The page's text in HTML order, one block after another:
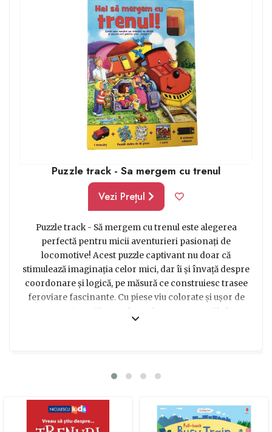
dar pline de aventură, care implică eroi și călătorii
interesante, promovând învățarea despre lumea din
Tematica trenurilor este frecvent utilizată
pentru a introduce concepte educative precum
numere, culori, și direcții, făcând lectura atât
distractivă, cât și educativă. Astfel, cărțile cu trenuri
captează imaginația copiilor și le susțin dezvoltarea
cognitivă și emoțională.
Puzzle track - Sa mergem cu trenul
Vezi Prețul
Puzzle track - Să mergem cu trenul este alegerea
perfectă pentru micii aventurieri pasionați de
locomotive! Acest puzzle captivant nu doar că
stimulează imaginația celor mici, dar îi și învață despre
coordonare și logică, pe măsură ce construiesc trasee
feroviare fascinante. Cu piese viu colorate și ușor de
manevrat, copiii vor adora să creeze propriile lor